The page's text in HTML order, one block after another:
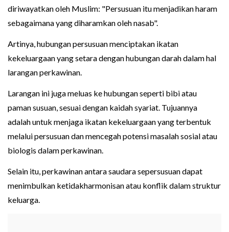
diriwayatkan oleh Muslim: "Persusuan itu menjadikan haram
sebagaimana yang diharamkan oleh nasab".
Artinya, hubungan persusuan menciptakan ikatan
kekeluargaan yang setara dengan hubungan darah dalam hal
larangan perkawinan.
Larangan ini juga meluas ke hubungan seperti bibi atau
paman susuan, sesuai dengan kaidah syariat. Tujuannya
adalah untuk menjaga ikatan kekeluargaan yang terbentuk
melalui persusuan dan mencegah potensi masalah sosial atau
biologis dalam perkawinan.
Selain itu, perkawinan antara saudara sepersusuan dapat
menimbulkan ketidakharmonisan atau konflik dalam struktur
keluarga.